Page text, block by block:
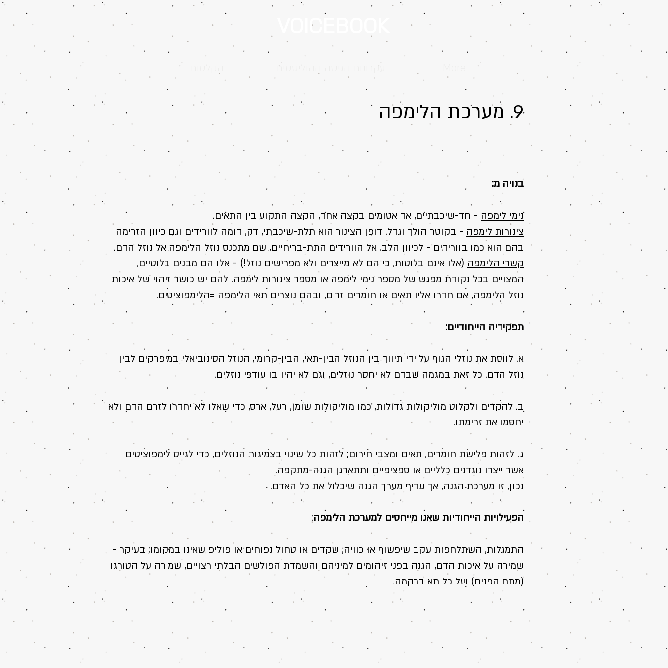
VOICEBOOK
עקרונות הגישה ההוליסטית
9. מערכת הלימפה
בנויה מ:
נימי לימפה - חד-שיכבתיים, אד אטומים בקצה אחד, הקצה התקוע בין התאים.
צינורות לימפה - בקוטר הולך וגדל. דופן הצינור הוא תלת-שיכבתי, דק, דומה לוורידים וגם כיוון הזרימה
בהם הוא כמו בוורידים - לכיוון הלב, אל הוורידים התת-בריחיים, שם מתכנס נוזל הלימפה אל נוזל הדם.
קשרי הלימפה (אלו אינם בלוטות, כי הם לא מייצרים ולא מפרישים נוזל!) - אלו הם מבנים בלוטיים,
המצויים בכל נקודת מפגש של מספר נימי לימפה או מספר צינורות לימפה. להם יש כושר זיהוי של איכות
נוזל הלימפה, אם חדרו אליו תאים או חומרים זרים, ובהם נוצרים תאי הלימפה =הלימפוציטים.
תפקידיה הייחודיים:
א. לווסת את נוזלי הגוף על ידי תיווך בין הנוזל הבין-תאי, הבין-קרומי, הנוזל הסינוביאלי במיפרקים לבין
נוזל הדם. כל זאת במגמה שבדם לא יחסר נוזלים, וגם לא יהיו בו עודפי נוזלים.
ב. להקדים ולקלוט מוליקולות גדולות, כמו מוליקולות שומן, רעל, ארס, כדי שאלו לא יחדרו לזרם הדם ולא
יחסמו את זרימתו.
ג. לזהות פלישת חומרים, תאים ומצבי חירום; לזהות כל שינוי בצמיגות הנוזלים, כדי לגייס לימפוציטים
אשר ייצרו נוגדנים כלליים או ספציפיים ותתארגן הגנה-מתקפה.
נכון, זו מערכת הגנה, אך ﬠדיף מערך הגנה שיכלול את כל האדם.
הפעילויות הייחודיות שאנו מייחסים למﬠרכת הלימפה:
התמגלות, השתלחפות ﬠקב שיפשוף או כוויה, שקדים או טחול נפוחים או פוליפ שאינו במקומו; בﬠיקר -
שמירה על איכות הדם, הגנה בפני זיהומים למיניהם והשמדת הפולשים הבלתי רצויים, שמירה על הטורגו
(מתח הפנים) של כל תא ברקמה.